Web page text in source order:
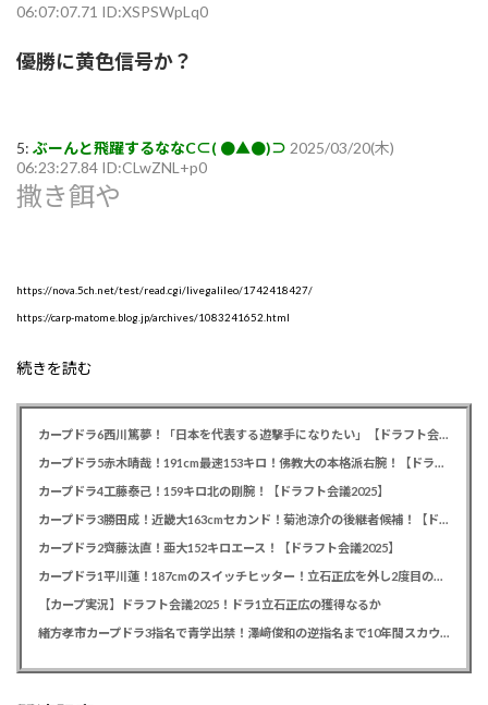
06:07:07.71 ID:XSPSWpLq0
優勝に黄色信号か？
5: ぶーんと飛躍するななC⊂( ●▲●)⊃ 2025/03/20(木)
06:23:27.84 ID:CLwZNL+p0
撒き餌や
https://nova.5ch.net/test/read.cgi/livegalileo/1742418427/
https://carp-matome.blog.jp/archives/1083241652.html
続きを読む
カープドラ6西川篤夢！「日本を代表する遊撃手になりたい」【ドラフト会議2025】
カープドラ5赤木晴哉！191cm最速153キロ！佛教大の本格派右腕！【ドラフト会議2025】
カープドラ4工藤泰己！159キロ北の剛腕！【ドラフト会議2025】
カープドラ3勝田成！近畿大163cmセカンド！菊池涼介の後継者候補！【ドラフト会議2025】
カープドラ2齊藤汰直！亜大152キロエース！【ドラフト会議2025】
カープドラ1平川蓮！187cmのスイッチヒッター！立石正広を外し2度目の重複も新井監督がクジを引き当てる！【ドラフト会議2025】
【カープ実況】ドラフト会議2025！ドラ1立石正広の獲得なるか
緒方孝市カープドラ3指名で青学出禁！澤﨑俊和の逆指名まで10年間スカウト出禁